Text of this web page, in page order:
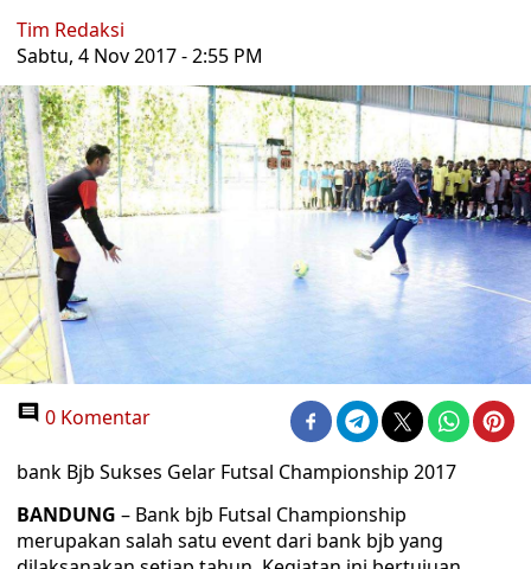
Tim Redaksi
Sabtu, 4 Nov 2017 - 2:55 PM
0 Komentar
bank Bjb Sukses Gelar Futsal Championship 2017
BANDUNG – Bank bjb Futsal Championship
merupakan salah satu event dari bank bjb yang